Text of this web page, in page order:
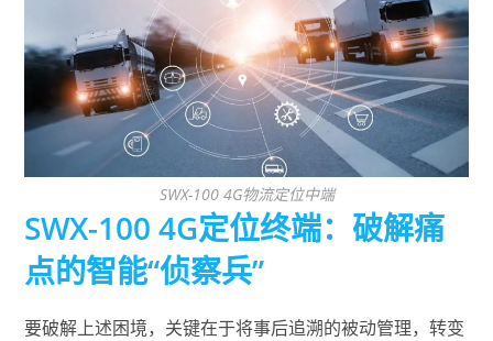
SWX-100 4G物流定位中端
SWX-100 4G定位终端：破解痛
点的智能“侦察兵”
要破解上述困境，关键在于将事后追溯的被动管理，转变